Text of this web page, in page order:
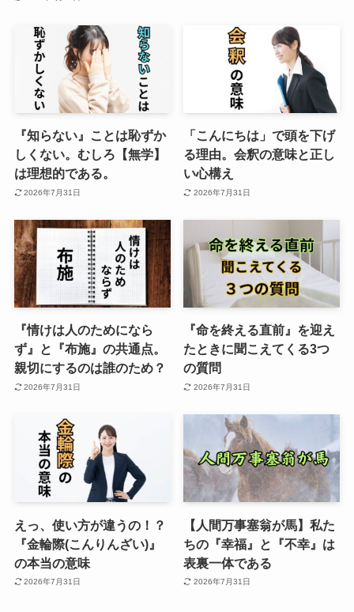
『知らない』ことは恥ずか
しくない。むしろ【無学】
は理想的である。
2026年7月31日
「こんにちは」で頭を下げ
る理由。会釈の意味と正し
い心構え
2026年7月31日
『情けは人のためになら
ず』と『布施』の共通点。
親切にするのは誰のため？
2026年7月31日
『命を終える直前』を迎え
たときに聞こえてくる3つ
の質問
2026年7月31日
えっ、使い方が違うの！？
『金輪際(こんりんざい)』
の本当の意味
2026年7月31日
【人間万事塞翁が馬】私た
ちの『幸福』と『不幸』は
表裏一体である
2026年7月31日